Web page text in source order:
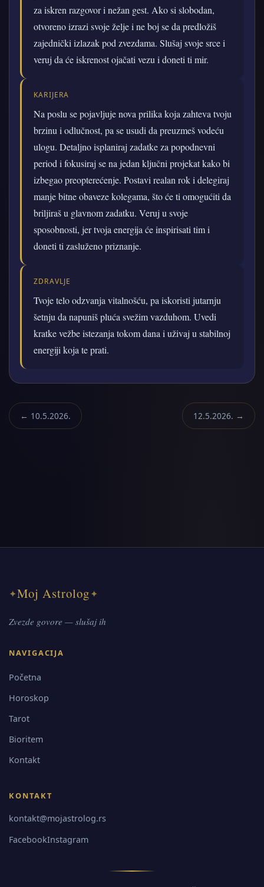
za iskren razgovor i nežan gest. Ako si slobodan,
otvoreno izrazi svoje želje i ne boj se da predložiš
zajednički izlazak pod zvezdama. Slušaj svoje srce i
veruj da će iskrenost ojačati vezu i doneti ti mir.
KARIJERA
Na poslu se pojavljuje nova prilika koja zahteva tvoju
brzinu i odlučnost, pa se usudi da preuzmeš vodeću
ulogu. Detaljno isplaniraj zadatke za popodnevni
period i fokusiraj se na jedan ključni projekat kako bi
izbegao preopterećenje. Postavi realan rok i delegiraj
manje bitne obaveze kolegama, što će ti omogućiti da
briljiraš u glavnom zadatku. Veruj u svoje
sposobnosti, jer tvoja energija će inspirisati tim i
doneti ti zasluženo priznanje.
ZDRAVLJE
Tvoje telo odzvanja vitalnošću, pa iskoristi jutarnju
šetnju da napuniš pluća svežim vazduhom. Uvedi
kratke vežbe istezanja tokom dana i uživaj u stabilnoj
energiji koja te prati.
← 10.5.2026. 12.5.2026. →
✦Moj Astrolog✦
Zvezde govore — slušaj ih
NAVIGACIJA
Početna
Horoskop
Tarot
Bioritem
Kontakt
KONTAKT
kontakt@mojastrolog.rs
FacebookInstagram